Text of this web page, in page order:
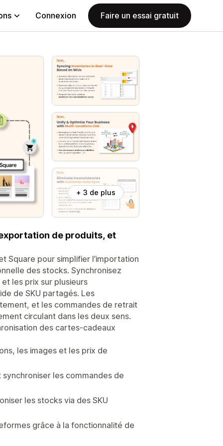
Connexion Faire un essai gratuit
+ 3 de plus
de produits, et
Square pour simplifier l’importation
des stocks. Synchronisez
les prix sur plusieurs
de SKU partagés. Les
et les commandes de retrait
circulant dans les deux sens.
des cartes-cadeaux
les images et les prix de
les commandes de
les stocks via des SKU
grâce à la fonctionnalité de